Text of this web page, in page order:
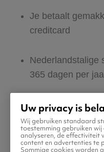
Je betaalt
creditcard
Nederlandstalige
365 dagen per
Zeker van veilig
Boek ook direct
in Rotterdam
Uw privacy is
Wij gebruiken standaard
toestemming gebruiken
analyseren, de effectiviteit
content en advertenties te
Sommige cookies worden